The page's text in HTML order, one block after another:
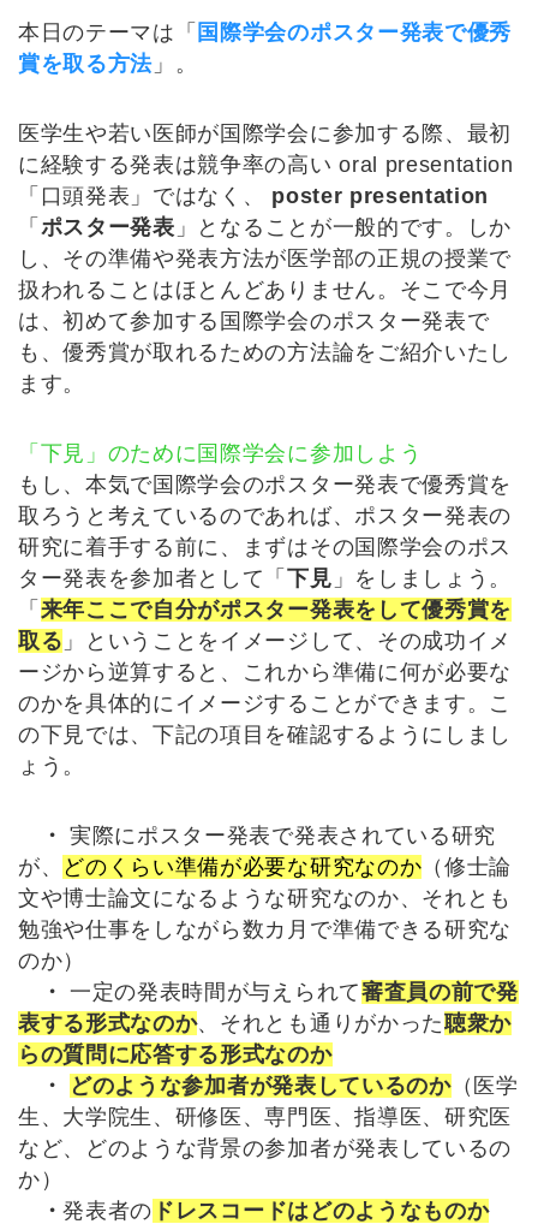
本日のテーマは「 国際学会のポスター発表で優秀
賞を取る方法 」。
医学生や若い医師が国際学会に参加する際、最初
に経験する発表は競争率の高い oral presentation
「口頭発表」ではなく、 poster presentation
「 ポスター発表 」となることが一般的です。しか
し、その準備や発表方法が医学部の正規の授業で
扱われることはほとんどありません。そこで今月
は、初めて参加する国際学会のポスター発表で
も、優秀賞が取れるための方法論をご紹介いたし
ます。
「下見」のために国際学会に参加しよう
もし、本気で国際学会のポスター発表で優秀賞を
取ろうと考えているのであれば、ポスター発表の
研究に着手する前に、まずはその国際学会のポス
ター発表を参加者として「下見 」をしましょう。
「 来年ここで自分がポスター発表をして優秀賞を
取る 」ということをイメージして、その成功イメ
ージから逆算すると、これから準備に何が必要な
のかを具体的にイメージすることができます。こ
の下見では、下記の項目を確認するようにしまし
ょう。
・ 実際にポスター発表で発表されている研究
が、 どのくらい準備が必要な研究なのか （修士論
文や博士論文になるような研究なのか、それとも
勉強や仕事をしながら数カ月で準備できる研究な
のか）
・ 一定の発表時間が与えられて審査員の前で発
表する形式なのか、それとも通りがかった聴衆か
らの質問に応答する形式なのか
・
どのような参加者が発表しているのか（医学
生、大学院生、研修医、専門医、指導医、研究医
など、どのような背景の参加者が発表しているの
か）
・発表者の ドレスコードはどのようなものか